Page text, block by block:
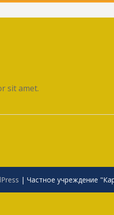
sit amet.
| Частное учреждение